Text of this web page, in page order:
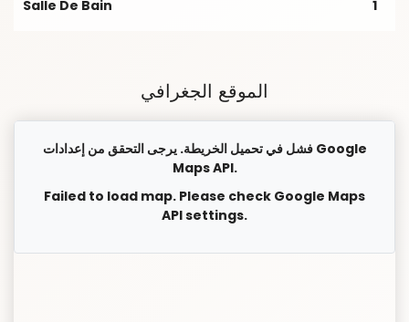
Salle De Bain
1
الموقع الجغرافي
فشل في تحميل الخريطة. يرجى التحقق من إعدادات Google
Maps API.
Failed to load map. Please check Google Maps
API settings.